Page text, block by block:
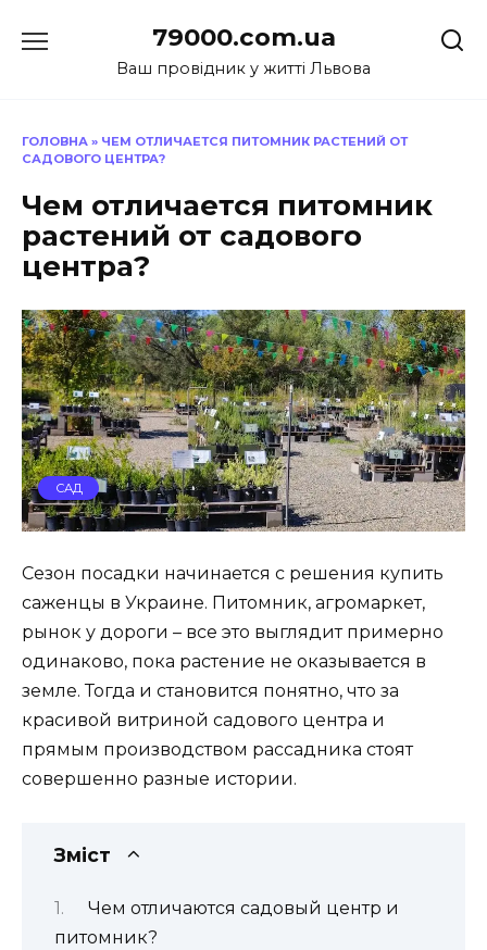
до
79000.com.ua
Ваш провідник у житті Львова
ГОЛОВНА » ЧЕМ ОТЛИЧАЕТСЯ ПИТОМНИК РАСТЕНИЙ ОТ
САДОВОГО ЦЕНТРА?
Чем отличается питомник
растений от садового
центра?
САД
Сезон посадки начинается с решения купить
саженцы в Украине. Питомник, агромаркет,
рынок у дороги – все это выглядит примерно
одинаково, пока растение не оказывается в
земле. Тогда и становится понятно, что за
красивой витриной садового центра и
прямым производством рассадника стоят
совершенно разные истории.
Зміст
Чем отличаются садовый центр и
питомник?